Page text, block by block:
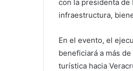
con la presidenta de
infraestructura,
En el evento, el
beneficiará a más
turística hacia